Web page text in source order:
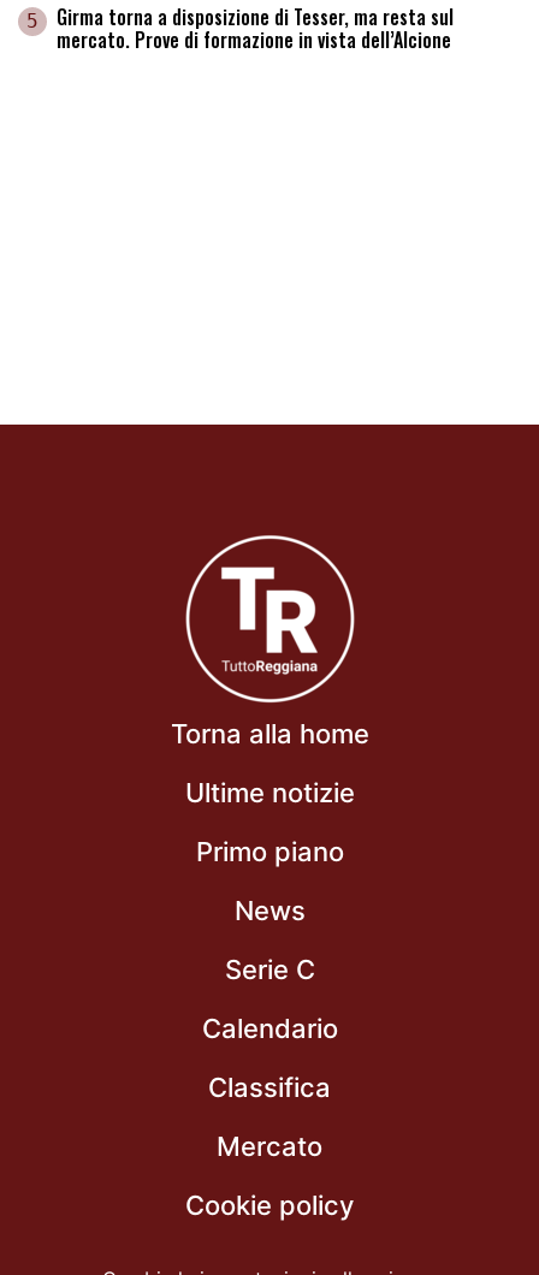
5 Girma torna a disposizione di Tesser, ma resta sul
mercato. Prove di formazione in vista dell’Alcione
Torna alla home
Ultime notizie
Primo piano
News
Serie C
Calendario
Classifica
Mercato
Cookie policy